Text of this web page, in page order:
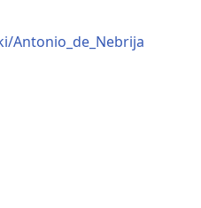
Antonio_de_Nebrija